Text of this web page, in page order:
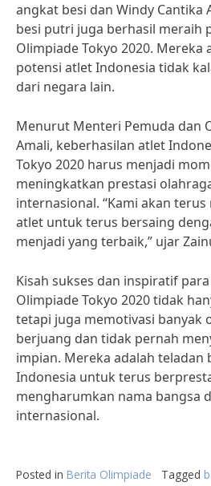
angkat besi dan Windy Cantika
besi putri juga berhasil meraih
Olimpiade Tokyo 2020. Mereka
potensi atlet Indonesia tidak
dari negara lain.
Menurut Menteri Pemuda dan
Amali, keberhasilan atlet
Tokyo 2020 harus menjadi
meningkatkan prestasi
internasional. “Kami akan
atlet untuk terus bersaing
menjadi yang terbaik,” ujar
Kisah sukses dan inspiratif
Olimpiade Tokyo 2020 tidak
tetapi juga memotivasi banyak
berjuang dan tidak pernah
impian. Mereka adalah teladan
Indonesia untuk terus
mengharumkan nama bangsa
internasional.
Posted in Berita Olimpiade Tagged